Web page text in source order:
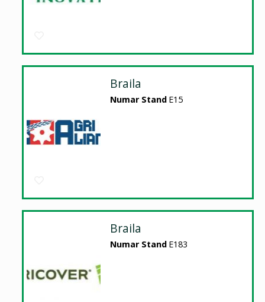
Braila
Numar Stand E15
Braila
Numar Stand E183